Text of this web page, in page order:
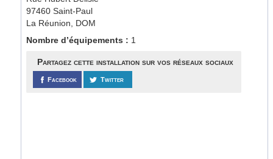
97460 Saint-Paul
La Réunion, DOM
Nombre d’équipements : 1
Partagez cette installation sur vos réseaux sociaux
Facebook Twitter